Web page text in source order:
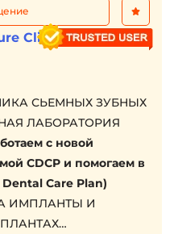
Clinic &
СЬЕМНЫХ ЗУБНЫХ
ЛАБОРАТОРИЯ
с новой
CDCP и помогаем в
Care Plan)
ИМПЛАНТЫ И